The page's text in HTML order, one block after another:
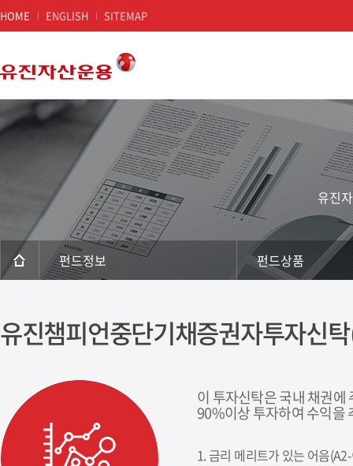
HOME ENGLISH SITEMAP
유진
펀드정보 펀드상품
유진챔피언중단기채증권자투자신
이 투자신탁은 국내 채권
90%이상 투자하여 수익을
1. 금리 메리트가 있는 어음